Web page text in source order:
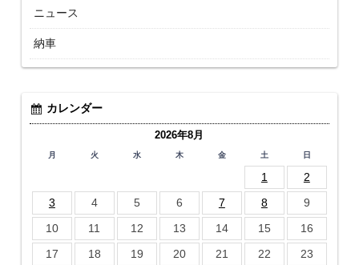
ニュース
納車
カレンダー
2026年8月
月 火 水 木 金 土 日
1
2
3
4 5 6 7 8
9
10
11 12 13 14 15
16
17
18 19 20 21 22
23